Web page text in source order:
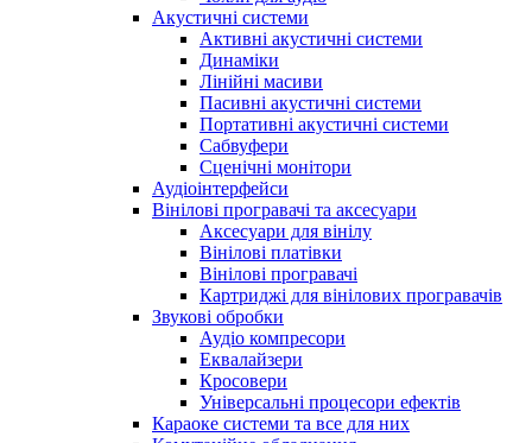
Акустичні системи
Активні акустичні системи
Динаміки
Лінійні масиви
Пасивні акустичні системи
Портативні акустичні системи
Сабвуфери
Сценічні монітори
Аудіоінтерфейси
Вінілові програвачі та аксесуари
Аксесуари для вінілу
Вінілові платівки
Вінілові програвачі
Картриджі для вінілових програвачів
Звукові обробки
Аудіо компресори
Еквалайзери
Кросовери
Універсальні процесори ефектів
Караоке системи та все для них